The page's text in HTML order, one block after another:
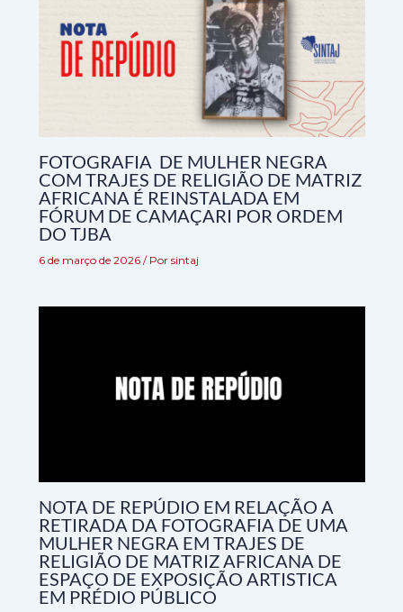
FOTOGRAFIA DE MULHER NEGRA
COM TRAJES DE RELIGIÃO DE MATRIZ
AFRICANA É REINSTALADA EM
FÓRUM DE CAMAÇARI POR ORDEM
DO TJBA
6 de março de 2026 / Por sintaj
NOTA DE REPÚDIO EM RELAÇÃO A
RETIRADA DA FOTOGRAFIA DE UMA
MULHER NEGRA EM TRAJES DE
RELIGIÃO DE MATRIZ AFRICANA DE
ESPAÇO DE EXPOSIÇÃO ARTISTICA
EM PRÉDIO PÚBLICO